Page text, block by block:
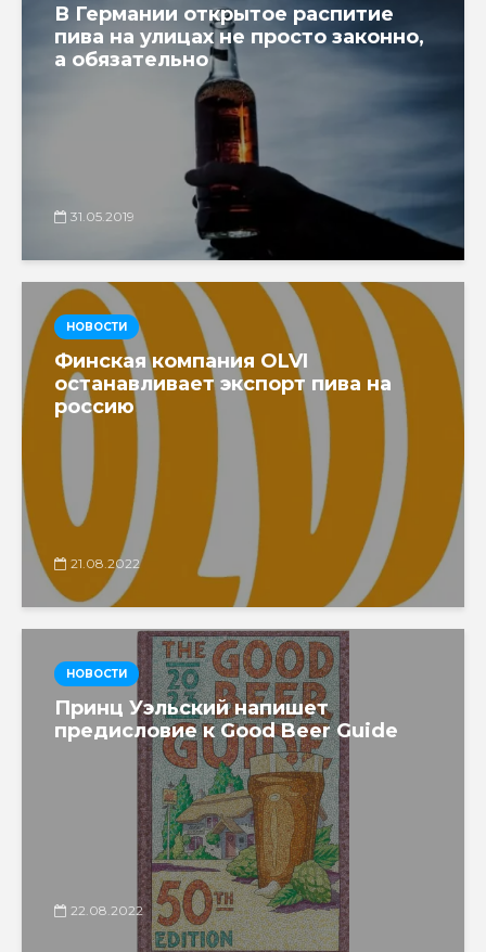
В Германии открытое распитие
пива на улицах не просто законно,
а обязательно
31.05.2019
НОВОСТИ
Финская компания OLVI
останавливает экспорт пива на
россию
21.08.2022
НОВОСТИ
Принц Уэльский напишет
предисловие к Good Beer Guide
22.08.2022